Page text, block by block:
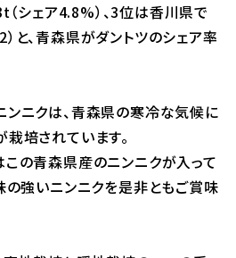
シェア4.8%）、3位は香川県で
と、青森県がダントツのシェア率
ニクは、青森県の寒冷な気候に
培されています。
の青森県産のニンニクが入って
の強いニンニクを是非ともご賞味